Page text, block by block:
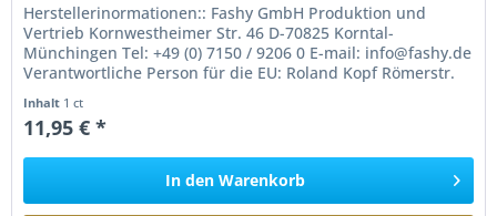
Herstellerinormationen:: Fashy GmbH Produktion und
Vertrieb Kornwestheimer Str. 46 D-70825 Korntal-
Münchingen Tel: +49 (0) 7150 / 9206 0 E-mail: info@fashy.de
Verantwortliche Person für die EU: Roland Kopf Römerstr.
Inhalt 1 ct
11,95 € *
In den Warenkorb